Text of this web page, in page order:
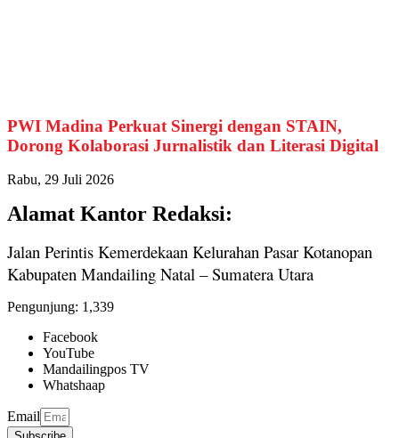
PWI Madina Perkuat Sinergi dengan STAIN,
Dorong Kolaborasi Jurnalistik dan Literasi Digital
Rabu, 29 Juli 2026
Alamat Kantor Redaksi:
Jalan Perintis Kemerdekaan Kelurahan Pasar Kotanopan
Kabupaten Mandailing Natal – Sumatera Utara
Pengunjung: 1,339
Facebook
YouTube
Mandailingpos TV
Whatshaap
Email